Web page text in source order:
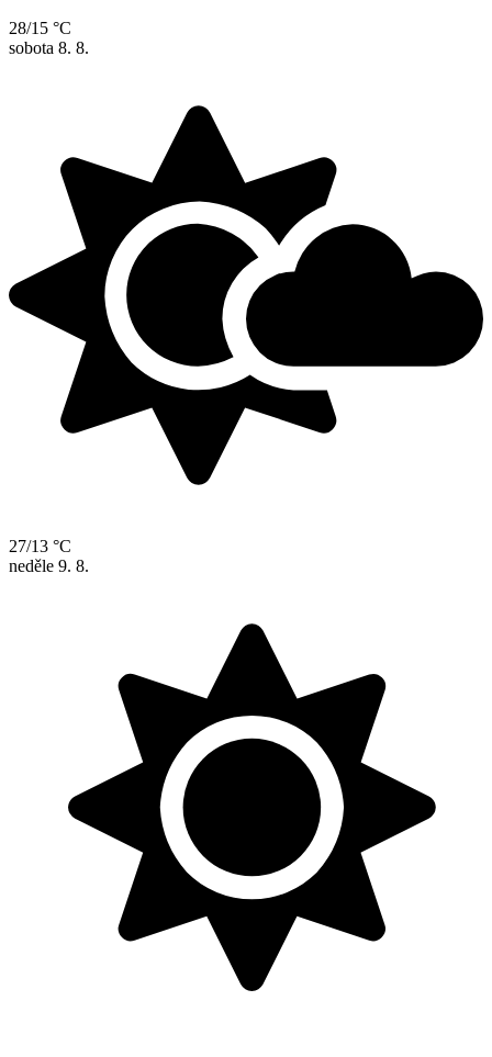
28/15 °C
sobota 8. 8.
27/13 °C
neděle 9. 8.